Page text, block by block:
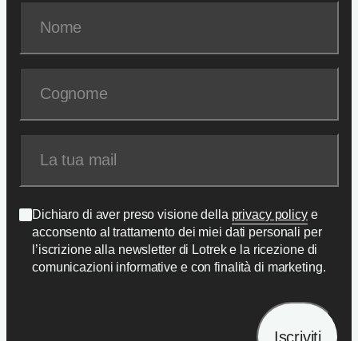
Dichiaro di aver preso visione della privacy policye
acconsento al trattamento dei miei dati personali per
l’iscrizione alla newsletter di Lotrek e la ricezione di
comunicazioni informative e con finalità di marketing.
Iscriviti